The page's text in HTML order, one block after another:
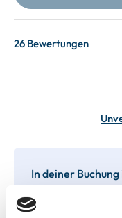
26 Bewertungen
In deiner